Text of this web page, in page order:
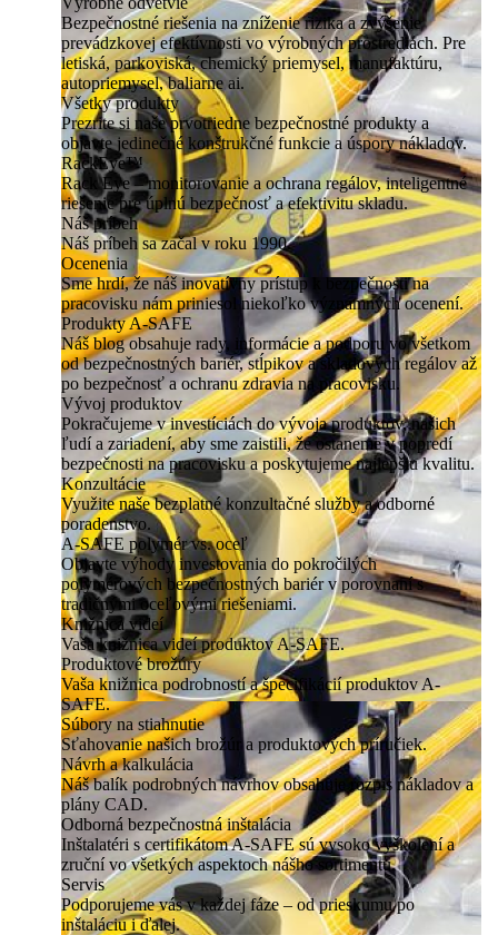
Bezpečnostné riešenia na zníženie rizika a zvýšenie
prevádzkovej efektívnosti vo výrobných prostrediach. Pre
letiská, parkoviská, chemický priemysel, manufaktúru,
autopriemysel, baliarne ai.
Všetky produkty
Prezrite si naše prvotriedne bezpečnostné produkty a
objavte jedinečné konštrukčné funkcie a úspory nákladov.
RackEye™
Rack Eye – monitorovanie a ochrana regálov, inteligentné
riešenie pre úplnú bezpečnosť a efektivitu skladu.
Náš príbeh
Náš príbeh sa začal v roku 1990.
Ocenenia
Sme hrdí, že náš inovatívny prístup k bezpečnosti na
pracovisku nám priniesol niekoľko významných ocenení.
Produkty A-SAFE
Náš blog obsahuje rady, informácie a podporu vo všetkom
od bezpečnostných bariér, stĺpikov a skladových regálov až
po bezpečnosť a ochranu zdravia na pracovisku.
Vývoj produktov
Pokračujeme v investíciách do vývoja produktov, našich
ľudí a zariadení, aby sme zaistili, že ostaneme v popredí
bezpečnosti na pracovisku a poskytujeme najlepšiu kvalitu.
Konzultácie
Využite naše bezplatné konzultačné služby a odborné
poradenstvo.
A-SAFE polymér vs. oceľ
Objavte výhody investovania do pokročilých
polymérových bezpečnostných bariér v porovnaní s
tradičnými oceľovými riešeniami.
Knižnica videí
Vaša knižnica videí produktov A-SAFE.
Produktové brožúry
Vaša knižnica podrobností a špecifikácií produktov A-
SAFE.
Súbory na stiahnutie
Sťahovanie našich brožúr a produktových príručiek.
Návrh a kalkulácia
Náš balík podrobných návrhov obsahuje rozpis nákladov a
plány CAD.
Odborná bezpečnostná inštalácia
Inštalatéri s certifikátom A-SAFE sú vysoko vyškolení a
zruční vo všetkých aspektoch nášho sortimentu.
Servis
Podporujeme vás v každej fáze – od prieskumu po
inštaláciu i ďalej.